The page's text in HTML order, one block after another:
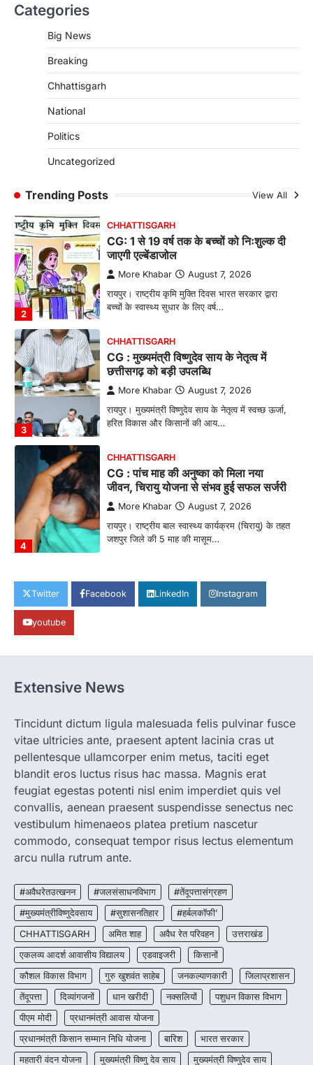
Categories
Big News
Breaking
Chhattisgarh
National
Politics
Uncategorized
Trending Posts View All
जशपुर जिले की 5 माह की मासूम…
CG: छिपली की दीदियों का कमाल, बकरी
बनाने की दिशा में जिले के नगरी…
2
CHHATTISGARH
CG: 1 से 19 वर्ष तक के बच्चों को निःशुल्क दी
जाएगी एल्बेंडाजोल
More Khabar August 7, 2026
रायपुर। राष्ट्रीय कृमि मुक्ति दिवस भारत सरकार द्वारा
बच्चों के स्वास्थ्य सुधार के लिए वर्ष…
3
CHHATTISGARH
CG : मुख्यमंत्री विष्णुदेव साय के नेतृत्व में
छत्तीसगढ़ को बड़ी उपलब्धि
More Khabar August 7, 2026
रायपुर। मुख्यमंत्री विष्णुदेव साय के नेतृत्व में स्वच्छ ऊर्जा,
हरित विकास और किसानों की आय…
4
CHHATTISGARH
CG : पांच माह की अनुष्का को मिला नया
जीवन, चिरायु योजना से संभव हुई सफल सर्जरी
More Khabar August 7, 2026
रायपुर। राष्ट्रीय बाल स्वास्थ्य कार्यक्रम (चिरायु) के तहत
जशपुर जिले की 5 माह की मासूम…
CG: छिपली की दीदियों का कमाल, बकरी
पालन से बढ़ी आय और मजबूत हुआ आत्मविश्वास
बनाने की दिशा में जिले के नगरी…
2
CHHATTISGARH
जाएगी एल्बेंडाजोल
More Khabar August 7, 2026
रायपुर। राष्ट्रीय कृमि मुक्ति दिवस भारत सरकार द्वारा
बच्चों के स्वास्थ्य सुधार के लिए वर्ष…
3
CHHATTISGARH
CG : मुख्यमंत्री विष्णुदेव साय के नेतृत्व में
छत्तीसगढ़ को बड़ी उपलब्धि
More Khabar
हरित विकास और किसानों की आय…
4
CHHATTISGARH
CG : पांच माह की अनुष्का को मिला नया
जीवन, चिरायु योजना से संभव हुई सफल सर्जरी
More Khabar August 7, 2026
रायपुर। राष्ट्रीय बाल स्वास्थ्य कार्यक्रम (चिरायु) के तहत
जशपुर जिले की 5 माह की मासूम…
Twitter Facebook LinkedIn Instagram
youtube
Extensive News
Tincidunt dictum ligula malesuada felis pulvinar fusce
vitae ultricies ante, praesent aptent lacinia cras ut
pellentesque ullamcorper enim metus, taciti eget
blandit eros luctus risus hac massa. Magnis erat
feugiat egestas potenti nisl enim imperdiet quis vel
convallis, aenean praesent suspendisse senectus nec
vestibulum himenaeos platea pretium nascetur
commodo, consequat tempor risus lectus elementum
arcu nulla rutrum ante.
#अवैधरेतउत्खनन #जलसंसाधनविभाग
#तेंदूपत्तासंग्रहण
#मुख्यमंत्रीविष्णुदेवसाय
#सुशासनतिहार
#हर्बलकॉफी’
CHHATTISGARH
अमित शाह अवैध रेत परिवहन
उत्तराखंड
एकलव्य आदर्श आवासीय विद्यालय
एडवाइजरी
किसानों
कौशल विकास विभाग
गुरु खुशवंत साहेब जनकल्याणकारी
जिलाप्रशासन
तेंदूपत्ता
दिव्यांगजनों धान खरीदी नक्सलियों
पशुधन विकास विभाग
पीएम मोदी
प्रधानमंत्री आवास योजना
प्रधानमंत्री किसान सम्मान निधि योजना
बारिश
भारत सरकार
महतारी वंदन योजना
मुख्यमंत्री विष्णु देव साय मुख्यमंत्री विष्णुदेव साय